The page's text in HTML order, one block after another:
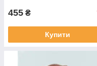
455 ₴
Купити